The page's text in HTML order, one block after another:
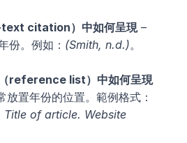
text citation）中如何呈現 –
份。例如： (Smith, n.d.)。
reference list）中如何呈現
放置年份的位置。範例格式：
Title of article. Website